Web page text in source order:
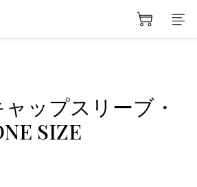
ップスリーブ・
SIZE